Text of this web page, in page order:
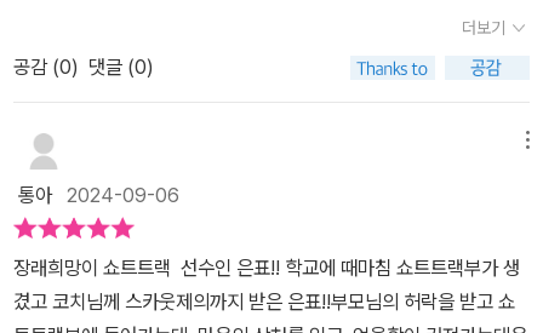
이중 도현과 지민은 쇼트트랙부가 되려고 전학을 온 친구랍니다.친구
들과 쇼트트랙 훈련을 받으면서 은표는 은연중에 친구들과의 관계에
쇼트트랙부의 아이들은 힘든 훈련을 거치며 서로를 응원하는 든든한
존재가 되어줍니다.서로에 윈윈하려 열심히 훈련하는 은표와 도현.
하지만 은표는 시합에서 페이스메이커를 거부하고 자신만의 시합을
진행합니다. 앞서가던 도현을 추월하던 은표와 이내 넘어지는 도현.
시합은 아수라장이 되고 도현은 119에 실려가고 만답니다. 학교에는
은표가 시합에 나가려고 일부러 도현을 밀었다는 소문이 나고 은표는
쇼트트랙부의 스카우트 제의가 왔어요.쇼트트랙을 시작하게 된 것만
으로 너무나 기뻤지만 현실적인 부분도 생각해야 되더라고요. 부모님
설득도 해야 되고 또 공부도 해야 하니까요. 그래도 열심히 하면 된다
고 생각했는데요. 그 승부은 세계는 선의의 경쟁만 있는 것은 아니더
라고요.누구나 힘들고 지쳐 포기하고 싶을 때가 있어요. 나의 길이 아
닌가 의심하게도 되고요. 하지만 처음부터 뭐든 잘하는 사람은 없답
니다. 은표의 쇼트트랙도 그래요. 많은 선수들이 우승을 위해 땀 흘리
고 경쟁을 하게 됩니다. 과정 없는 결과는 없어요.꿈 도전은 쉽지 않습
니다. 도전의 끝이 1등이 아닐수도 있어요. 그래도 포기하지 않는다면
더보기
공감 (0) 댓글 (0)
통아2024-09-06
장래희망이 쇼트트랙 선수인 은표!! 학교에 때마침 쇼트트랙부가 생
겼고 코치님께 스카웃제의까지 받은 은표!!부모님의 허락을 받고 쇼